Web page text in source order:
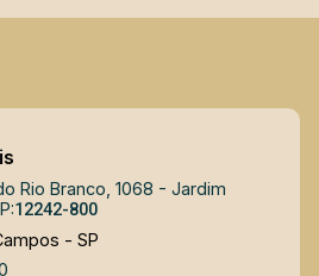
Rio Branco, 1068 - Jardim
12242-800
- SP